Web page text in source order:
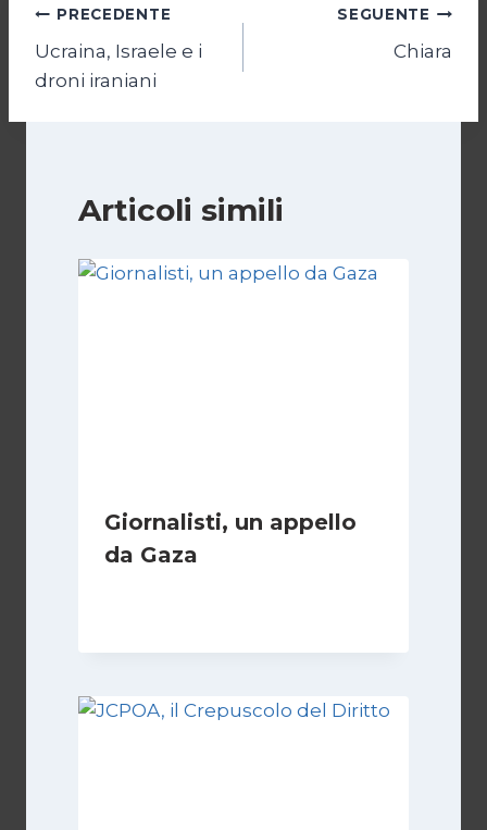
Navigazione
articoli
PRECEDENTE
Ucraina, Israele e i
droni iraniani
SEGUENTE
Chiara
Articoli simili
Giornalisti, un appello
da Gaza